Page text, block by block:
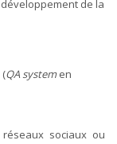
de la
QA systemen
sociaux ou